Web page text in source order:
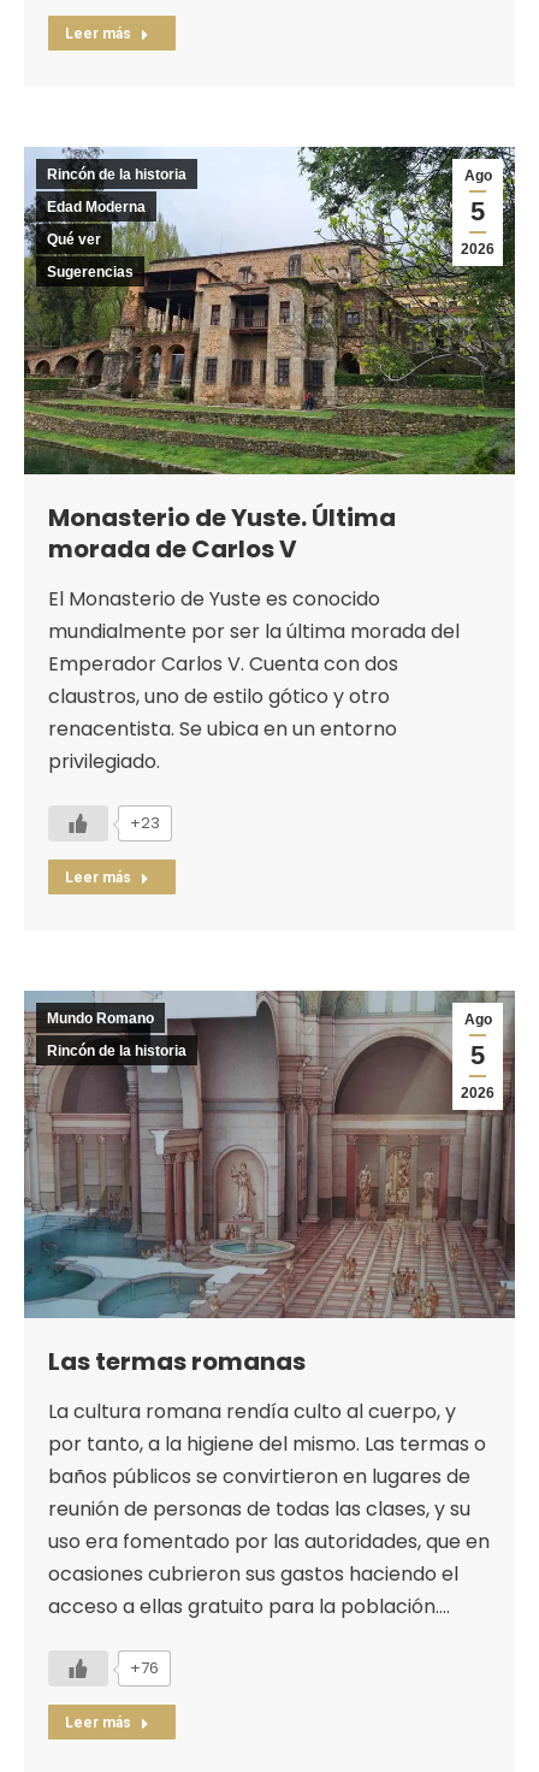
Leer más
Ago
5
2026
Rincón de la historia
Edad Moderna
Qué ver
Sugerencias
Monasterio de Yuste. Última
morada de Carlos V
El Monasterio de Yuste es conocido
mundialmente por ser la última morada del
Emperador Carlos V. Cuenta con dos
claustros, uno de estilo gótico y otro
renacentista. Se ubica en un entorno
privilegiado.
+23
Leer más
Ago
5
2026
Mundo Romano
Rincón de la historia
Las termas romanas
La cultura romana rendía culto al cuerpo, y
por tanto, a la higiene del mismo. Las termas o
baños públicos se convirtieron en lugares de
reunión de personas de todas las clases, y su
uso era fomentado por las autoridades, que en
ocasiones cubrieron sus gastos haciendo el
acceso a ellas gratuito para la población.…
+76
Leer más